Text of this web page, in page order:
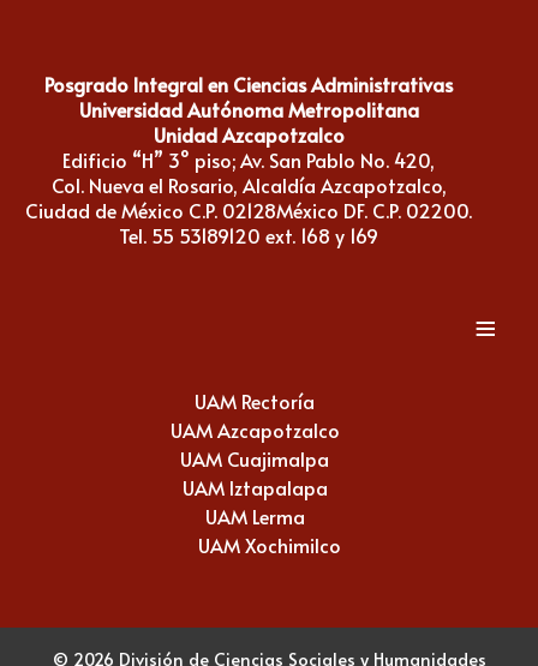
Posgrado Integral en Ciencias Administrativas
Universidad Autónoma Metropolitana
Unidad Azcapotzalco
Edificio “H” 3° piso; Av. San Pablo No. 420,
Col. Nueva el Rosario, Alcaldía Azcapotzalco,
Ciudad de México C.P. 02128México DF. C.P. 02200.
Tel. 55 53189120 ext. 168 y 169
≡
UAM Rectoría
UAM Azcapotzalco
UAM Cuajimalpa
UAM Iztapalapa
UAM Lerma
UAM Xochimilco
© 2026 División de Ciencias Sociales y Humanidades